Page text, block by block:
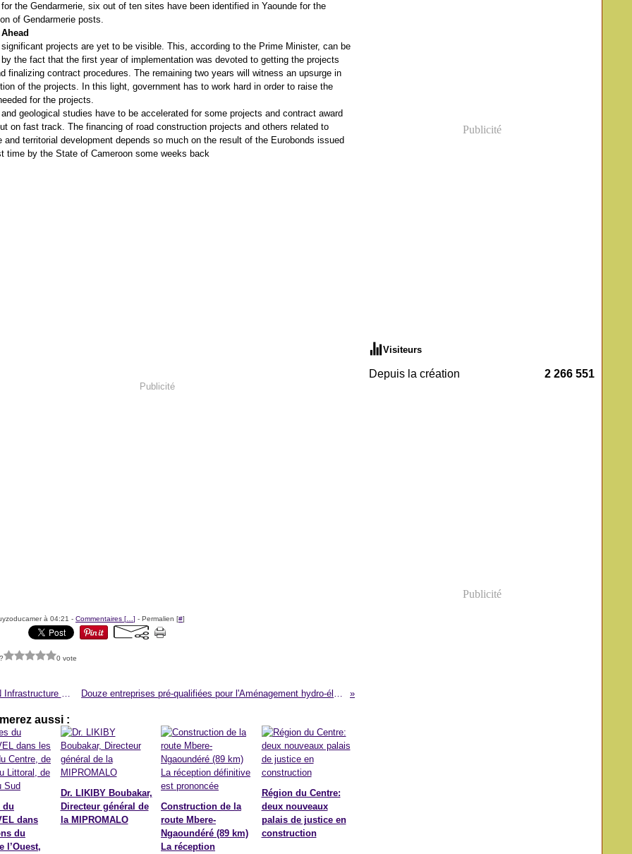
Gendarmerie, six out of ten sites have been identified in Yaounde for the
of Gendarmerie posts.
projects are yet to be visible. This, according to the Prime Minister, can be
the fact that the first year of implementation was devoted to getting the projects
finalizing contract procedures. The remaining two years will witness an upsurge in
of the projects. In this light, government has to work hard in order to raise the
for the projects.
geological studies have to be accelerated for some projects and contract award
on fast track. The financing of road construction projects and others related to
and territorial development depends so much on the result of the Eurobonds issued
time by the State of Cameroon some weeks back
Publicité
à 04:21 - Commentaires [ ] - Permalien [#]
0 vote
AFCON Infrastructure on Course Douze entreprises pré-qualifiées pour l'Aménagement hydro-électrique de Nachtigal
aussi :
du
dans
du
l’Ouest,
Dr. LIKIBY Boubakar,
Directeur général de
la MIPROMALO
Construction de la
route Mbere-
Ngaoundéré (89 km)
La réception
Région du Centre:
deux nouveaux
palais de justice en
construction
Publicité
Visiteurs
Depuis la création 2 266 551
Publicité